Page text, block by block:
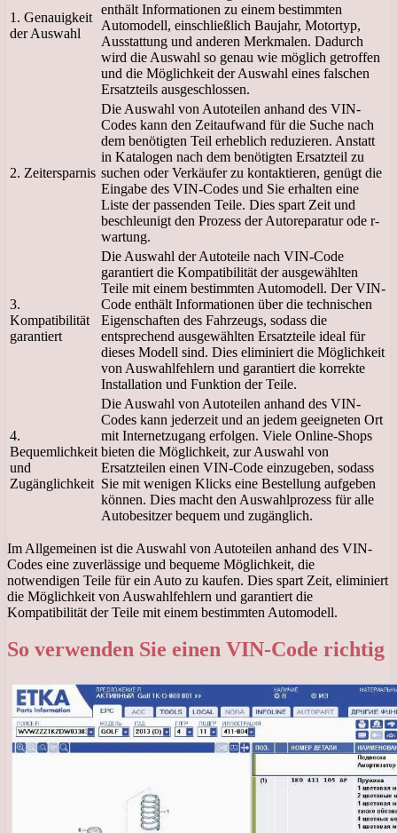
1. Genauigkeit
der Auswahl
enthält Informationen zu einem bestimmten
Automodell, einschließlich Baujahr, Motortyp,
Ausstattung und anderen Merkmalen. Dadurch
wird die Auswahl so genau wie möglich getroffen
und die Möglichkeit der Auswahl eines falschen
Ersatzteils ausgeschlossen.
2. Zeitersparnis
Die Auswahl von Autoteilen anhand des VIN-
Codes kann den Zeitaufwand für die Suche nach
dem benötigten Teil erheblich reduzieren. Anstatt
in Katalogen nach dem benötigten Ersatzteil zu
suchen oder Verkäufer zu kontaktieren, genügt die
Eingabe des VIN-Codes und Sie erhalten eine
Liste der passenden Teile. Dies spart Zeit und
beschleunigt den Prozess der Autoreparatur ode r-
wartung.
3.
Kompatibilität
garantiert
Die Auswahl der Autoteile nach VIN-Code
garantiert die Kompatibilität der ausgewählten
Teile mit einem bestimmten Automodell. Der VIN-
Code enthält Informationen über die technischen
Eigenschaften des Fahrzeugs, sodass die
entsprechend ausgewählten Ersatzteile ideal für
dieses Modell sind. Dies eliminiert die Möglichkeit
von Auswahlfehlern und garantiert die korrekte
Installation und Funktion der Teile.
4.
Bequemlichkeit
und
Zugänglichkeit
Die Auswahl von Autoteilen anhand des VIN-
Codes kann jederzeit und an jedem geeigneten Ort
mit Internetzugang erfolgen. Viele Online-Shops
bieten die Möglichkeit, zur Auswahl von
Ersatzteilen einen VIN-Code einzugeben, sodass
Sie mit wenigen Klicks eine Bestellung aufgeben
können. Dies macht den Auswahlprozess für alle
Autobesitzer bequem und zugänglich.
Im Allgemeinen ist die Auswahl von Autoteilen anhand des VIN-
Codes eine zuverlässige und bequeme Möglichkeit, die
notwendigen Teile für ein Auto zu kaufen. Dies spart Zeit, eliminiert
die Möglichkeit von Auswahlfehlern und garantiert die
Kompatibilität der Teile mit einem bestimmten Automodell.
So verwenden Sie einen VIN-Code richtig